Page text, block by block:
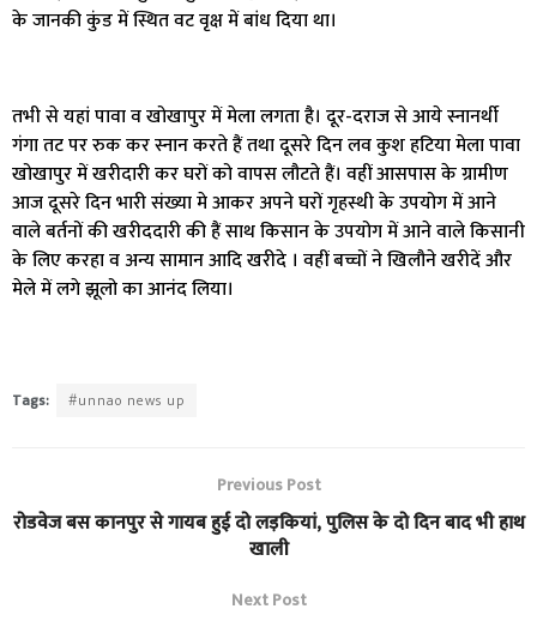
के जानकी कुंड में स्थित वट वृक्ष में बांध दिया था।
तभी से यहां पावा व खोखापुर में मेला लगता है। दूर-दराज से आये स्नानर्थी
गंगा तट पर रुक कर स्नान करते हैं तथा दूसरे दिन लव कुश हटिया मेला पावा
खोखापुर में खरीदारी कर घरों को वापस लौटते हैं। वहीं आसपास के ग्रामीण
आज दूसरे दिन भारी संख्या मे आकर अपने घरों गृहस्थी के उपयोग में आने
वाले बर्तनों की खरीददारी की हैं साथ किसान के उपयोग में आने वाले किसानी
के लिए करहा व अन्य सामान आदि खरीदे । वहीं बच्चों ने खिलौने खरीदें और
मेले में लगे झूलो का आनंद लिया।
Tags: #unnao news up
Previous Post
रोडवेज बस कानपुर से गायब हुई दो लड़कियां, पुलिस के दो दिन बाद भी हाथ
खाली
Next Post